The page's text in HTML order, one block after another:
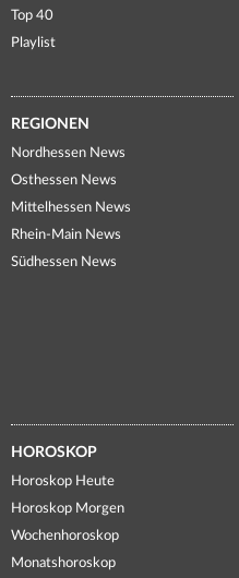
Top 40
Playlist
REGIONEN
Nordhessen News
Osthessen News
Mittelhessen News
Rhein-Main News
Südhessen News
HOROSKOP
Horoskop Heute
Horoskop Morgen
Wochenhoroskop
Monatshoroskop